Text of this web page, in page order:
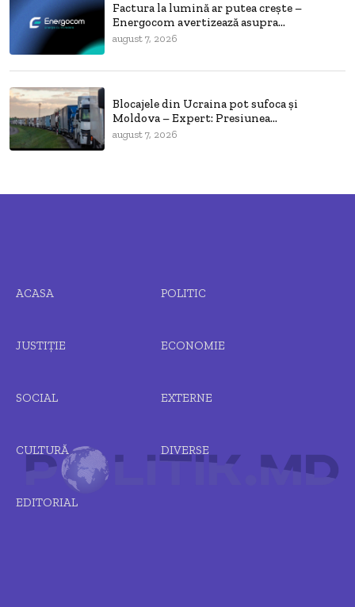
Factura la lumină ar putea crește –
Energocom avertizează asupra...
august 7, 2026
Blocajele din Ucraina pot sufoca și
Moldova – Expert: Presiunea...
august 7, 2026
ACASA POLITIC
JUSTIȚIE ECONOMIE
SOCIAL EXTERNE
CULTURĂ DIVERSE
EDITORIAL